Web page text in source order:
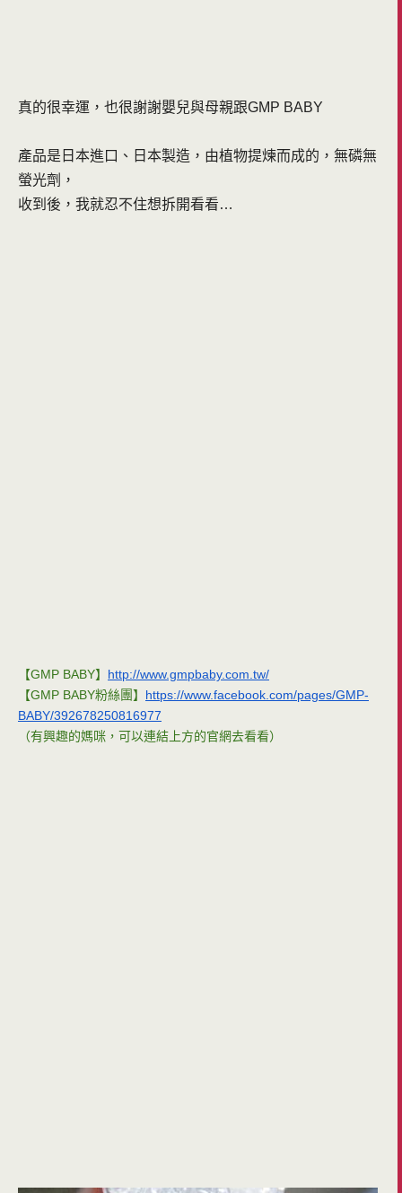
真的很幸運，也很謝謝嬰兒與母親跟GMP BABY
產品是日本進口、日本製造，由植物提煉而成的，無磷無
螢光劑，
收到後，我就忍不住想拆開看看…
【GMP BABY】 http://www.gmpbaby.com.tw/
【GMP BABY粉絲團】 https://www.facebook.com/pages/GMP-
BABY/392678250816977
（有興趣的媽咪，可以連結上方的官網去看看）